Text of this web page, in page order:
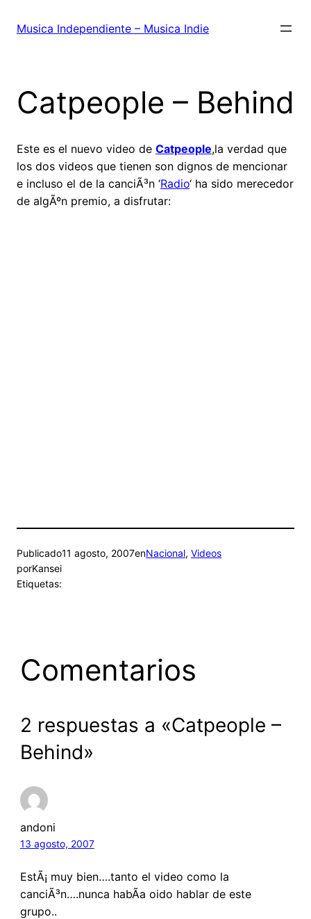
Musica Independiente – Musica Indie
Catpeople – Behind
Este es el nuevo video de Catpeople,la verdad que
los dos videos que tienen son dignos de mencionar
e incluso el de la canciÃ³n ‘Radio‘ ha sido merecedor
de algÃºn premio, a disfrutar:
Publicado11 agosto, 2007enNacional, Videos
porKansei
Etiquetas:
Comentarios
2 respuestas a «Catpeople –
Behind»
andoni
13 agosto, 2007
EstÃ¡ muy bien….tanto el video como la
canciÃ³n….nunca habÃ­a oido hablar de este
grupo..